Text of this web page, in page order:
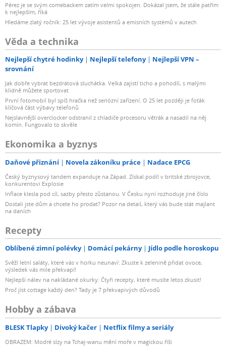
Pérez je se svým comebackem zatím velmi spokojen. Dokázal jsem, že stále patřím
k nejlepším, říká
Hledáme zlatý ročník: 25 let vývoje asistentů a emisních systémů v autech
Věda a technika
Nejlepší chytré hodinky Nejlepší telefony
Nejlepší VPN –
srovnání
Jak dobře vybrat bezdrátová sluchátka. Velká zajistí ticho a pohodlí, s malými
klidně můžete sportovat
První fotomobil byl spíš hračka než seriózní zařízení. O 25 let později je foťák
klíčová část výbavy telefonů
Nejslavnější overclocker odstranil z chladiče procesoru větrák a nasadil na něj
komín. Fungovalo to skvěle
Ekonomika a byznys
Daňové přiznání Novela zákoníku práce Nadace EPCG
Český byznysový tandem expanduje na Západ. Získal podíl v britské zbrojovce,
konkurentovi Explosie
Inflace klesla pod cíl, sazby přesto zůstanou. V Česku nyní rozhoduje jiné číslo
Dostali jste dům a chcete ho prodat? Pozor na detail, který vás bude stát majlant
na daních
Recepty
Oblíbené zimní polévky Domácí pekárny Jídlo podle horoskopu
Svěží letní saláty, které vás v horku neunaví: Zkuste k zelenině přidat ovoce,
výsledek vás mile překvapí!
Nejlepší nálev na nakládané okurky: Čtyři recepty, které musíte letos zkusit!
Proč jíst cottage každý den? Tady je 7 překvapivých důvodů
Hobby a zábava
BLESK Tlapky Divoký kačer Netflix filmy a seriály
OBRAZEM: Modré slzy na Tchaj-wanu mění moře v magickou říši